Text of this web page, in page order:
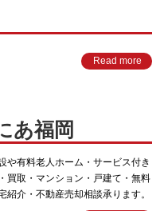
Read more
あ福岡
や有料老人ホーム・サービス付き
買取・マンション・戸建て・無料
紹介・不動産売却相談承ります。